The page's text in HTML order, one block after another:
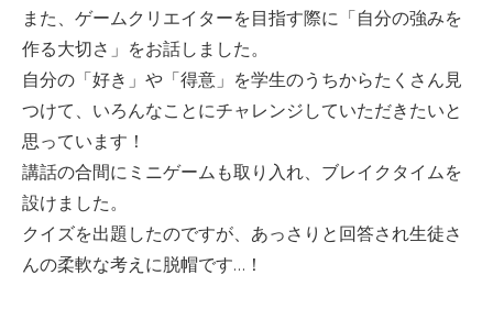
また、ゲームクリエイターを目指す際に「自分の強みを
作る大切さ」をお話しました。
自分の「好き」や「得意」を学生のうちからたくさん見
つけて、いろんなことにチャレンジしていただきたいと
思っています！
講話の合間にミニゲームも取り入れ、ブレイクタイムを
設けました。
クイズを出題したのですが、あっさりと回答され生徒さ
んの柔軟な考えに脱帽です…！